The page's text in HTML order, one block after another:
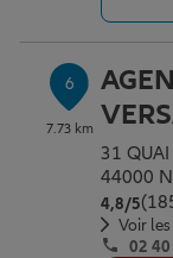
6
7.73 km
31 QUAI
44000
4,8/5Note
Voir
02